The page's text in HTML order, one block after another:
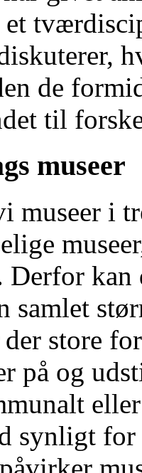
et
de
til
museer
museer i
Derfor
samlet
der store
på og
synligt for